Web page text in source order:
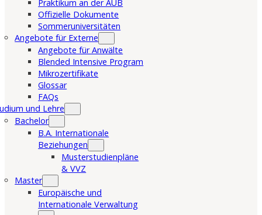
Praktikum an der AUB
Offizielle Dokumente
Sommeruniversitäten
Angebote für Externe
Angebote für Anwälte
Blended Intensive Program
Mikrozertifikate
Glossar
FAQs
und Lehre
Bachelor
B.A. Internationale
Beziehungen
Musterstudienpläne
& VVZ
Master
Europäische und
Internationale Verwaltung